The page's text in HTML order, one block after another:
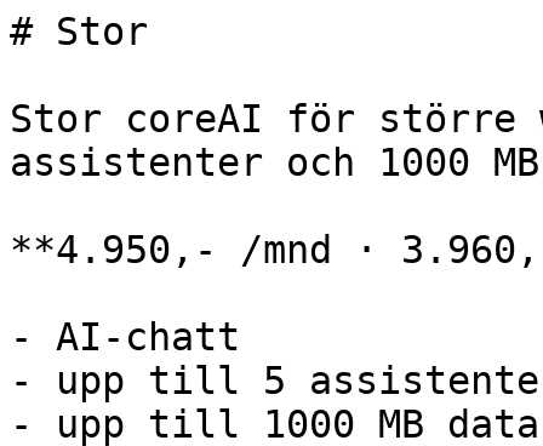
# Stor
Stor coreAI för större
assistenter och 1000
**4.950,- /mnd ·
- AI-chatt
- upp till 5
- upp till 1000 MB